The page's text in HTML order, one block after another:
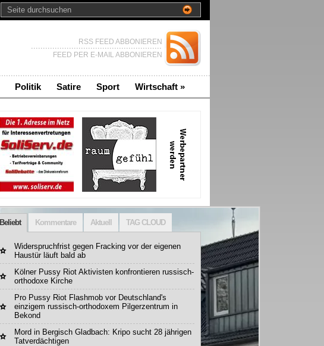
RSS FEED ABBONIEREN
FEED PER E-MAIL ABBONIEREN
Politik Satire Sport Wirtschaft »
Beliebt Kommentare Aktuell TAG CLOUD
Widerspruchfrist gegen Fracking vor der eigenen
Haustür läuft bald ab
Kölner Pussy Riot Aktivisten konfrontieren russisch-
orthodoxe Kirche
Pro Pussy Riot Flashmob vor Deutschland's
einzigem russisch-orthodoxem Pilgerzentrum in
Bekond
Mord in Bergisch Gladbach: Kripo sucht 28 jährigen
Tatverdächtigen